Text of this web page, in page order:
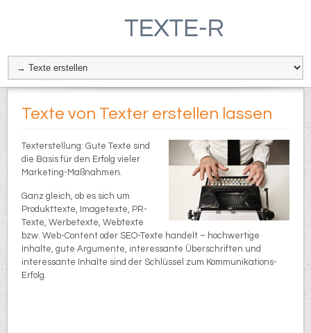
Texte von Texter erstellen lassen
Texterstellung: Gute Texte sind
die Basis für den Erfolg vieler
Marketing-Maßnahmen.
Ganz gleich, ob es sich um
Produkttexte, Imagetexte, PR-
Texte, Werbetexte, Webtexte
bzw. Web-Content oder SEO-Texte handelt – hochwertige
Inhalte, gute Argumente, interessante Überschriften und
interessante Inhalte sind der Schlüssel zum Kommunikations-
Erfolg.